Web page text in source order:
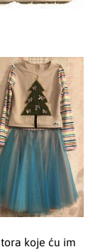
koje ću im